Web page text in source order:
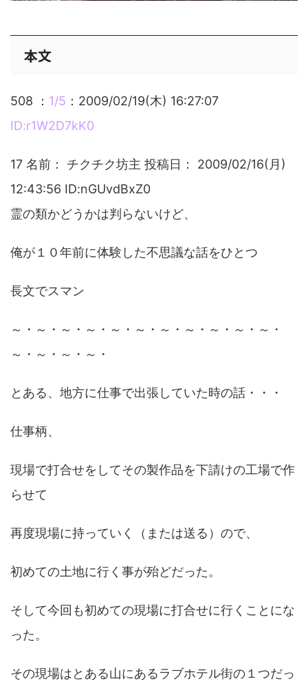
本文
508 ： 1/5 ：2009/02/19(木) 16:27:07
ID:r1W2D7kK0
17 名前： チクチク坊主 投稿日： 2009/02/16(月)
12:43:56 ID:nGUvdBxZ0
霊の類かどうかは判らないけど、
俺が１０年前に体験した不思議な話をひとつ
長文でスマン
～・～・～・～・～・～・～・～・～・～・～・
～・～・～・～・
とある、地方に仕事で出張していた時の話・・・
仕事柄、
現場で打合せをしてその製作品を下請けの工場で作
らせて
再度現場に持っていく（または送る）ので、
初めての土地に行く事が殆どだった。
そして今回も初めての現場に打合せに行くことにな
った。
その現場はとある山にあるラブホテル街の１つだっ